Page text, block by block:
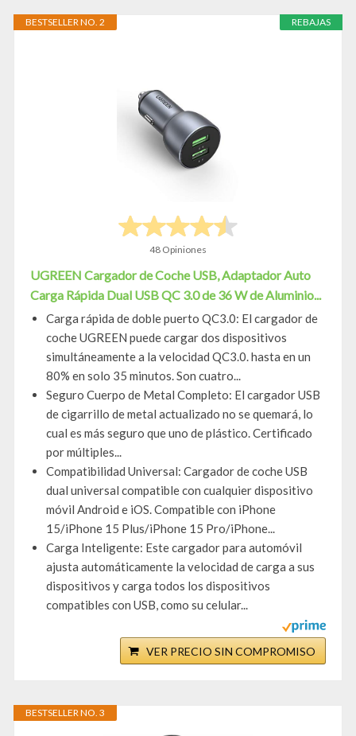
REBAJAS
BESTSELLER NO. 2
48 Opiniones
UGREEN Cargador de Coche USB, Adaptador Auto
Carga Rápida Dual USB QC 3.0 de 36 W de Aluminio...
Carga rápida de doble puerto QC3.0: El cargador de
coche UGREEN puede cargar dos dispositivos
simultáneamente a la velocidad QC3.0. hasta en un
80% en solo 35 minutos. Son cuatro...
Seguro Cuerpo de Metal Completo: El cargador USB
de cigarrillo de metal actualizado no se quemará, lo
cual es más seguro que uno de plástico. Certificado
por múltiples...
Compatibilidad Universal: Cargador de coche USB
dual universal compatible con cualquier dispositivo
móvil Android e iOS. Compatible con iPhone
15/iPhone 15 Plus/iPhone 15 Pro/iPhone...
Carga Inteligente: Este cargador para automóvil
ajusta automáticamente la velocidad de carga a sus
dispositivos y carga todos los dispositivos
compatibles con USB, como su celular...
VER PRECIO SIN COMPROMISO
BESTSELLER NO. 3